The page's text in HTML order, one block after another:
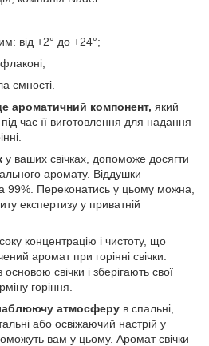
від +2° до +24°;
ємності.
ароматичний компонент, який
час її виготовлення для надання
у ваших свічках, допоможе досягти
аромату. Віддушки
99%. Переконатись у цьому можна,
експертизу у приватній
концентрацію і чистоту, що
аромат при горінні свічки.
свічки і зберігають свої
горіння.
атмосферу в спальні,
або освіжаючий настрій у
вам у цьому. Аромат свічки